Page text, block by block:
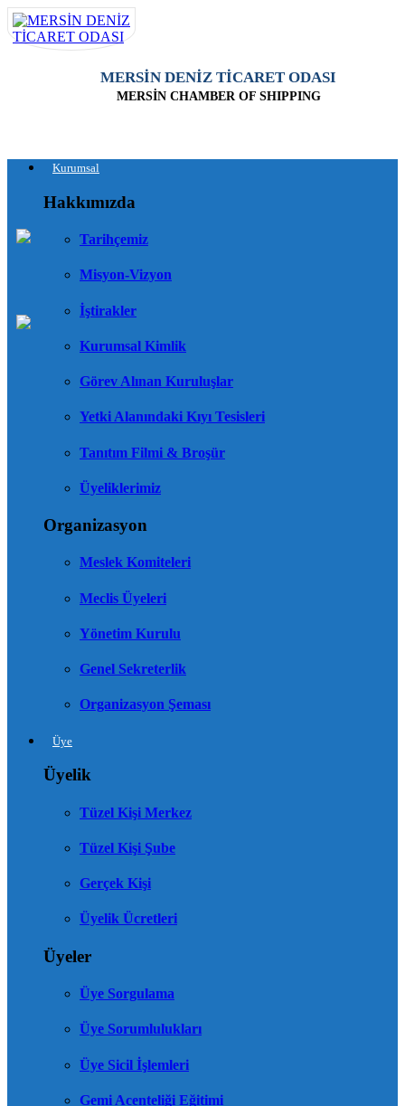
MERSİN DENİZ TİCARET ODASI
MERSİN CHAMBER OF SHIPPING
Kurumsal
Hakkımızda
Tarihçemiz
Misyon-Vizyon
İştirakler
Kurumsal Kimlik
Görev Alınan Kuruluşlar
Yetki Alanındaki Kıyı Tesisleri
Tanıtım Filmi & Broşür
Üyeliklerimiz
Organizasyon
Meslek Komiteleri
Meclis Üyeleri
Yönetim Kurulu
Genel Sekreterlik
Organizasyon Şeması
Üye
Üyelik
Tüzel Kişi Merkez
Tüzel Kişi Şube
Gerçek Kişi
Üyelik Ücretleri
Üyeler
Üye Sorgulama
Üye Sorumlulukları
Üye Sicil İşlemleri
Gemi Acenteliği Eğitimi